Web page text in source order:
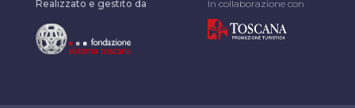
Realizzato e gestito da In collaborazione con